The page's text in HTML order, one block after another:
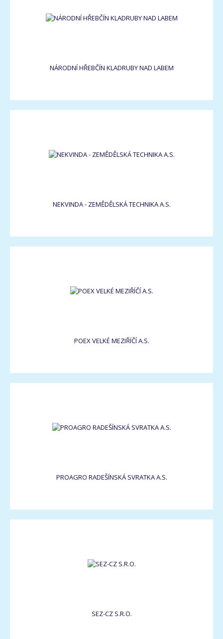
NÁRODNÍ HŘEBČÍN KLADRUBY NAD LABEM
NEKVINDA - ZEMĚDĚLSKÁ TECHNIKA A.S.
POEX VELKÉ MEZIŘÍČÍ A.S.
PROAGRO RADEŠÍNSKÁ SVRATKA A.S.
SEZ-CZ S.R.O.